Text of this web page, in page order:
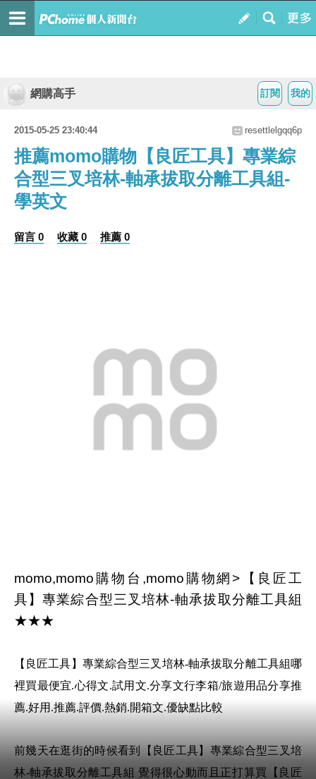
我的
訂閱
網購高手
2015-05-25 23:40:44 resettlelgqq6p
推薦momo購物【良匠工具】專業綜
合型三叉培林-軸承拔取分離工具組-
學英文
留言 0 收藏 0 推薦 0
momo,momo購物台,momo購物網>【良匠工
具】專業綜合型三叉培林-軸承拔取分離工具組
★★★
【良匠工具】專業綜合型三叉培林-軸承拔取分離工具組哪
裡買最便宜.心得文.試用文.分享文行李箱/旅遊用品分享推
薦.好用.推薦.評價.熱銷.開箱文.優缺點比較
前幾天在逛街的時候看到【良匠工具】專業綜合型三叉培
林-軸承拔取分離工具組 覺得很心動而且正打算買【良匠